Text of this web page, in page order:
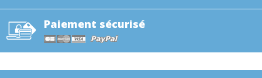
Paiement sécurisé